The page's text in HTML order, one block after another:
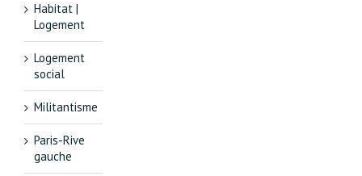
Habitat |
Logement
Logement
social
Militantisme
Paris-Rive
gauche